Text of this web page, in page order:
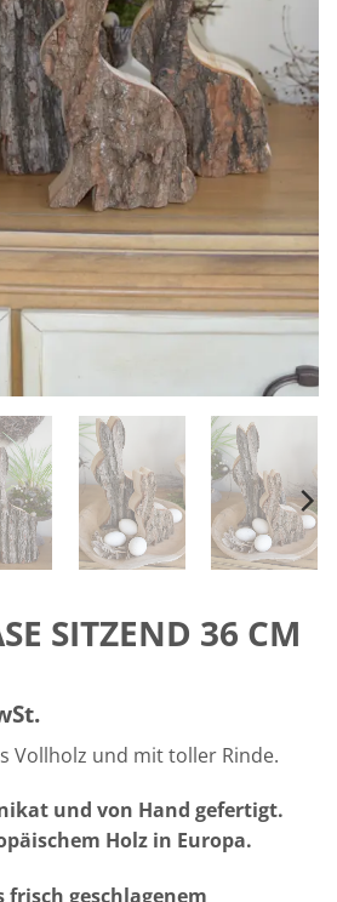
SITZEND 36 CM
Vollholz und mit toller Rinde.
und von Hand gefertigt.
Holz in Europa.
frisch geschlagenem